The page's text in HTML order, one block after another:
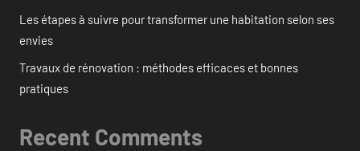
Les étapes à suivre pour transformer une habitation selon ses
envies
Travaux de rénovation : méthodes efficaces et bonnes
pratiques
Recent Comments